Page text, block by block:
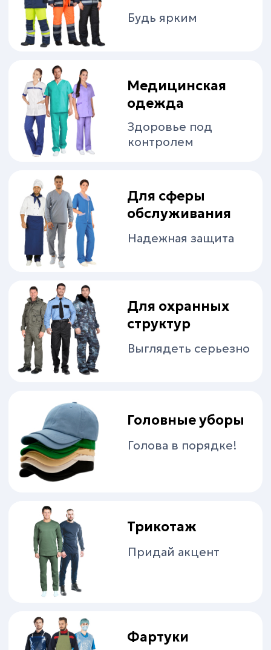
Море по колено
Утепленная
обувь
Мороз не помеха
Демисезонная
обувь
Ноги в порядке
Для охоты
и рыбалки
Лишним не будет
Трикотаж
Придай акцент
Головные уборы
Голова в порядке!